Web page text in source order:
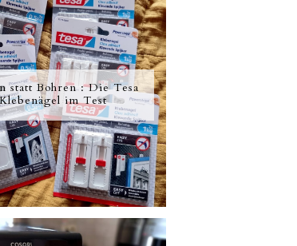
statt Bohren : Die Tesa
im Test